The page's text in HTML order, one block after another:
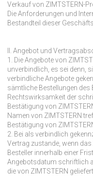
Verkauf von ZIMTSTERN-
Die Anforderungen und
Bestandteil dieser
II. Angebot und
1. Die Angebote von
unverbindlich, es sei denn,
verbindliche Angebote
sämtliche Bestellungen des
Rechtswirksamkeit der
Bestätigung von
Namen von ZIMTSTERN
Bestätigung von
2. Bei als verbindlich
Vertrag zustande, wenn
Besteller innerhalb einer
Angebotsdatum schriftlich
die von ZIMTSTERN